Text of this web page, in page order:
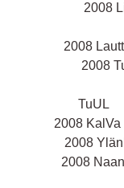
2008
2008
2008
TuUL
2008
2008
2008